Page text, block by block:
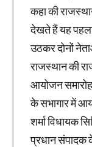
कहा की
देखते हैं यह
उठकर दोनों
राजस्थान की
आयोजन
के सभागार में
शर्मा विधायक
प्रधान संपादक